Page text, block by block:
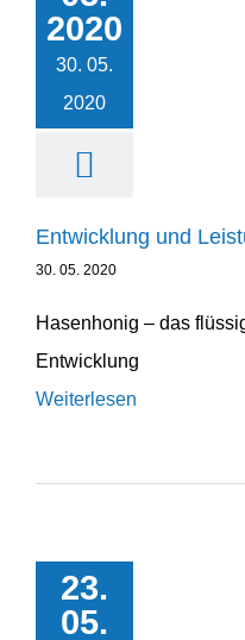
2020
30. 05.
2020
Entwicklung und
30. 05. 2020
Hasenhonig – das
Entwicklung
Weiterlesen
23.
05.